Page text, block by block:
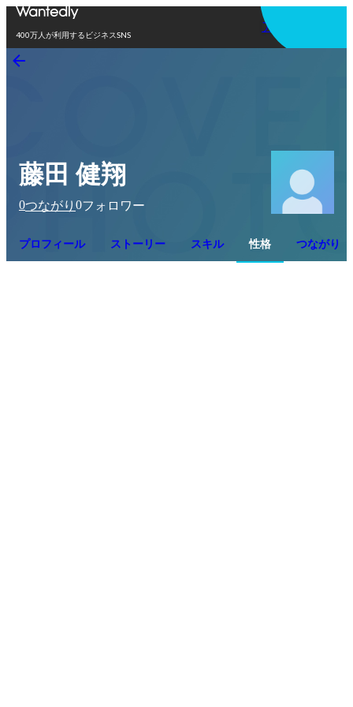
400万人が利用するビジネスSNS
アプリを使う
藤田 健翔
0つながり 0フォロワー
プロフィール ストーリー スキル 性格 つながり